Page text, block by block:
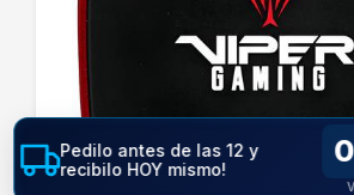
Pedilo antes de las 12 y
recibilo HOY mismo!